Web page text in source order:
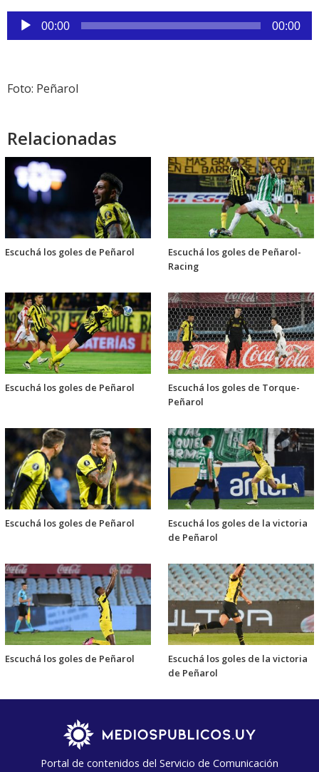
Reproductor
de
00:00 00:00
Foto: Peñarol
Relacionadas
Escuchá los goles de Peñarol
Escuchá los goles de Peñarol-
Racing
Escuchá los goles de Peñarol
Escuchá los goles de Torque-
Peñarol
Escuchá los goles de Peñarol
Escuchá los goles de la victoria
de Peñarol
Escuchá los goles de Peñarol
Escuchá los goles de la victoria
de Peñarol
Portal de contenidos del Servicio de Comunicación